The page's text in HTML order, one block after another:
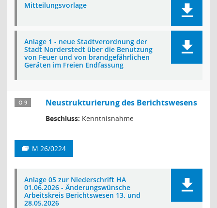
Mitteilungsvorlage
Anlage 1 - neue Stadtverordnung der
Stadt Norderstedt über die Benutzung
von Feuer und von brandgefährlichen
Geräten im Freien Endfassung
Ö 9 Neustrukturierung des Berichtswesens
Beschluss: Kenntnisnahme
M 26/0224
Anlage 05 zur Niederschrift HA
01.06.2026 - Änderungswünsche
Arbeitskreis Berichtswesen 13. und
28.05.2026